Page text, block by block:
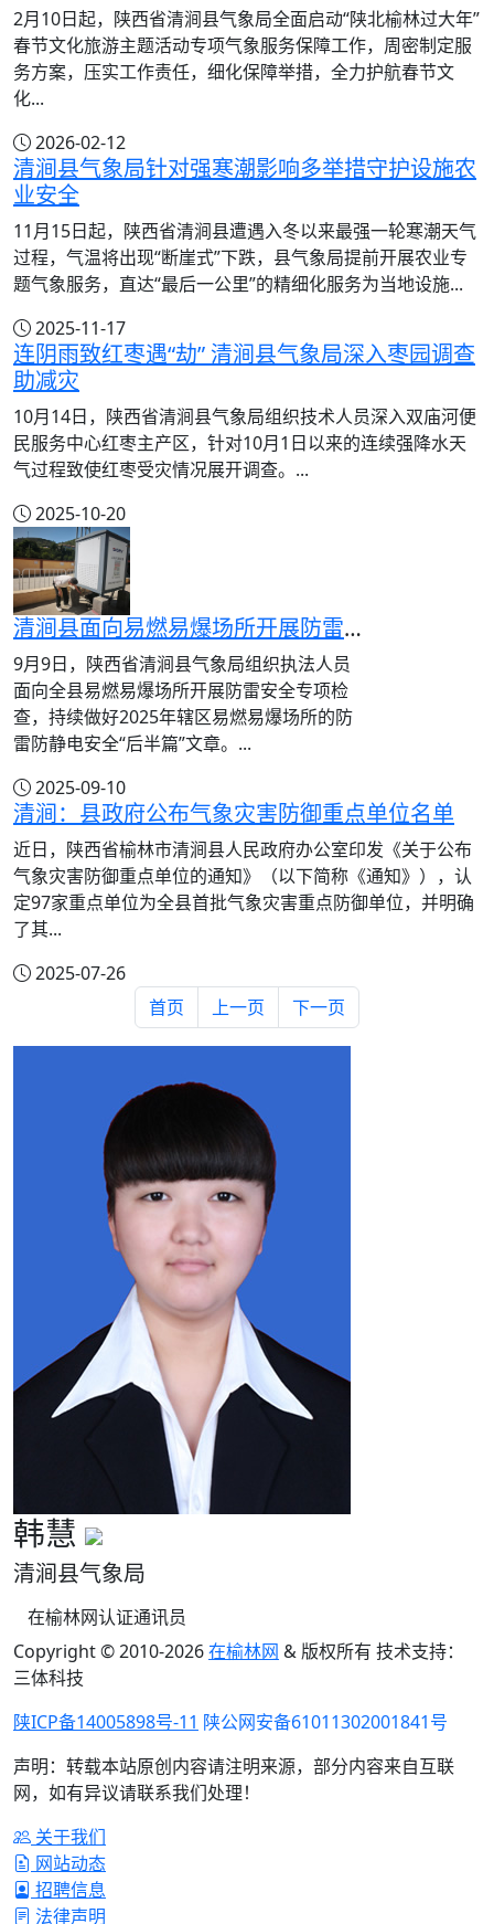
2月10日起，陕西省清涧县气象局全面启动“陕北榆林过大年”
春节文化旅游主题活动专项气象服务保障工作，周密制定服
务方案，压实工作责任，细化保障举措，全力护航春节文
化...
2026-02-12
清涧县气象局针对强寒潮影响多举措守护设施农
业安全
11月15日起，陕西省清涧县遭遇入冬以来最强一轮寒潮天气
过程，气温将出现“断崖式”下跌，县气象局提前开展农业专
题气象服务，直达“最后一公里”的精细化服务为当地设施...
2025-11-17
连阴雨致红枣遇“劫” 清涧县气象局深入枣园调查
助减灾
10月14日，陕西省清涧县气象局组织技术人员深入双庙河便
民服务中心红枣主产区，针对10月1日以来的连续强降水天
气过程致使红枣受灾情况展开调查。...
2025-10-20
清涧县面向易燃易爆场所开展防雷安全检查
9月9日，陕西省清涧县气象局组织执法人员
面向全县易燃易爆场所开展防雷安全专项检
查，持续做好2025年辖区易燃易爆场所的防
雷防静电安全“后半篇”文章。...
2025-09-10
清涧：县政府公布气象灾害防御重点单位名单
近日，陕西省榆林市清涧县人民政府办公室印发《关于公布
气象灾害防御重点单位的通知》（以下简称《通知》），认
定97家重点单位为全县首批气象灾害重点防御单位，并明确
了其...
2025-07-26
首页
上一页 下一页
韩慧
清涧县气象局
在榆林网认证通讯员
Copyright © 2010-2026在榆林网 & 版权所有 技术支持：
三体科技
陕ICP备14005898号-11 陕公网安备61011302001841号
声明：转载本站原创内容请注明来源，部分内容来自互联
网，如有异议请联系我们处理！
关于我们
网站动态
招聘信息
法律声明